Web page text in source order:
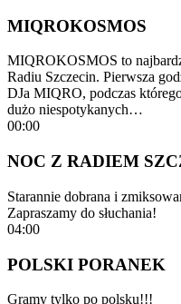
MIQROKOSMOS
MIQROKOSMOS to
Radiu Szczecin. Pierwsza
DJa MIQRO, podczas
dużo niespotykanych…
00:00
NOC Z RADIEM
Starannie dobrana i
Zapraszamy do słuchania!
04:00
POLSKI PORANEK
Gramy tylko po polsku!!!